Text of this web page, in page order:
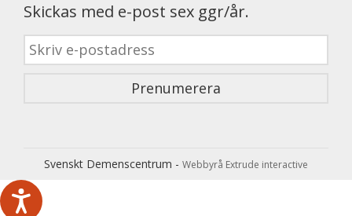
Skickas med e-post sex ggr/år.
Svenskt Demenscentrum - Webbyrå Extrude interactive